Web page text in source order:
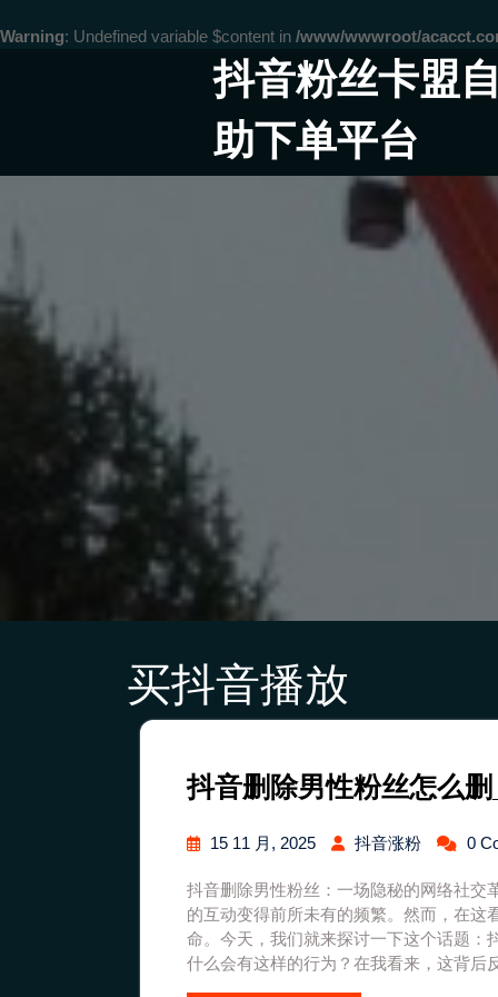
Warning: Undefined variable $content in /www/wwwroot/
抖音粉丝卡盟自
助下单平台
买抖音播放
抖音删除男性粉丝怎么
15 11 月, 2025 抖音涨粉 0
抖音删除男性粉丝：一场隐秘的网络社交
的互动变得前所未有的频繁。然而，在这
命。今天，我们就来探讨一下这个话题：
什么会有这样的行为？在我看来，这背后